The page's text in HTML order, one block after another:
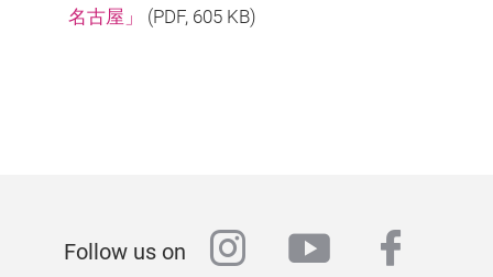
名古屋」
(PDF, 605 KB)
Follow us on instagram
youtube